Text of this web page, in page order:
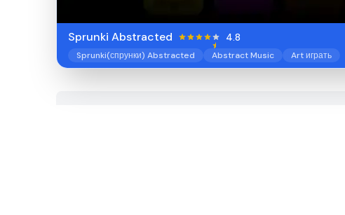
Sprunki Abstracted 4.8
Sprunki(спрунки) Abstracted Abstract Music Art играть